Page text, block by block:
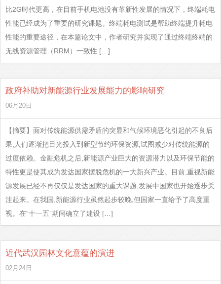
比2G时代更高，在目前手机电池没有革新性发展的情况下，终端耗电
性能已经成为了重要的研究课题。终端耗电测试是帮助终端提升耗电
性能的重要途径，在本篇论文中，作者研究并实现了通过终端终端的
无线资源管理（RRM）一致性 […]
政府补助对新能源行业发展能力的影响研究
06月20日
【摘要】面对传统能源供需矛盾的突显和气候环境恶化引起的不良后
果,人们逐渐把目光投入到新型节约环保资源,试图减少对传统能源的
过度依赖。金融危机之后,新能源产业巨大的资源潜力以及环保节能的
特性更是使其成为发达国家摆脱危机的一大新兴产业。目前,重视新能
源发展已经不再仅仅是发达国家的重大课题,发展中国家也开始逐步关
注起来。在我国,新能源行业虽然起步较晚,但国家一直给予了高度重
视。在“十一五”期间确立了建设 […]
近代武汉园林文化意蕴的演进
02月24日